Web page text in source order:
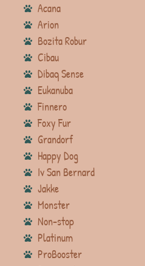
Acana
Arion
Bozita Robur
Cibau
Dibaq Sense
Eukanuba
Finnero
Foxy Fur
Grandorf
Happy Dog
Iv San Bernard
Jakke
Monster
Non-stop
Platinum
ProBooster